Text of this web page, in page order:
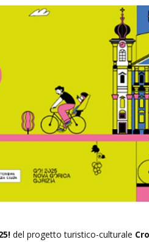
del progetto turistico-culturale